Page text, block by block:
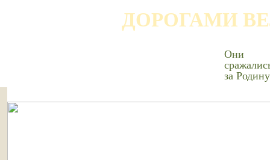
ДОРОГАМИ
Они
за Родину